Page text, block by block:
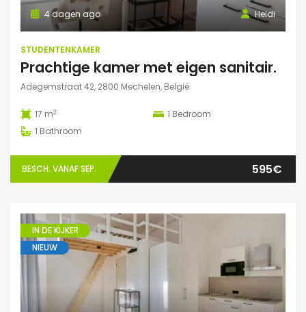
Heidi
4 dagen ago
STUDENTENKAMER
Prachtige kamer met eigen sanitair.
Adegemstraat 42, 2800 Mechelen, België
17 m2 1 Bedroom
1 Bathroom
BESCH. VANAF SEP. 595€
IN DE KIJKER
NIEUW